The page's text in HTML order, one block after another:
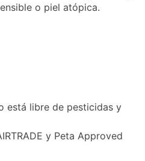
o piel atópica.
está libre de pesticidas y
y Peta Approved